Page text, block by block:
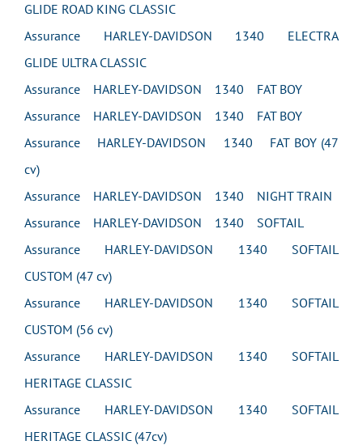
GLIDE ROAD KING CLASSIC
Assurance HARLEY-DAVIDSON 1340 ELECTRA
GLIDE ULTRA CLASSIC
Assurance HARLEY-DAVIDSON 1340 FAT BOY
Assurance HARLEY-DAVIDSON 1340 FAT BOY
Assurance HARLEY-DAVIDSON 1340 FAT BOY (47
cv)
Assurance HARLEY-DAVIDSON 1340 NIGHT TRAIN
Assurance HARLEY-DAVIDSON 1340 SOFTAIL
Assurance HARLEY-DAVIDSON 1340 SOFTAIL
CUSTOM (47 cv)
Assurance HARLEY-DAVIDSON 1340 SOFTAIL
CUSTOM (56 cv)
Assurance HARLEY-DAVIDSON 1340 SOFTAIL
HERITAGE CLASSIC
Assurance HARLEY-DAVIDSON 1340 SOFTAIL
HERITAGE CLASSIC (47cv)